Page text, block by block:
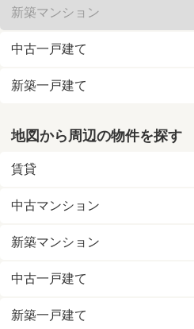
新築マンション
中古一戸建て
新築一戸建て
地図から周辺の物件を探す
賃貸
中古マンション
新築マンション
中古一戸建て
新築一戸建て